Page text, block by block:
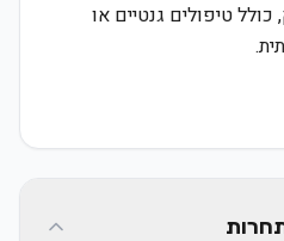
טיפולים גנטיים או